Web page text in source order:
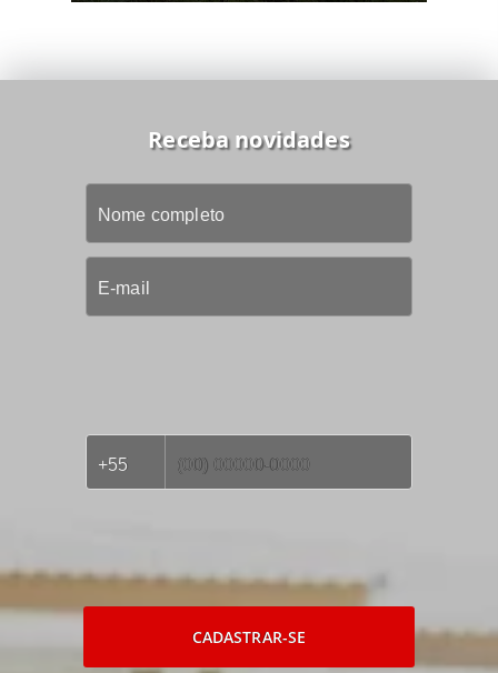
Receba novidades
CADASTRAR-SE